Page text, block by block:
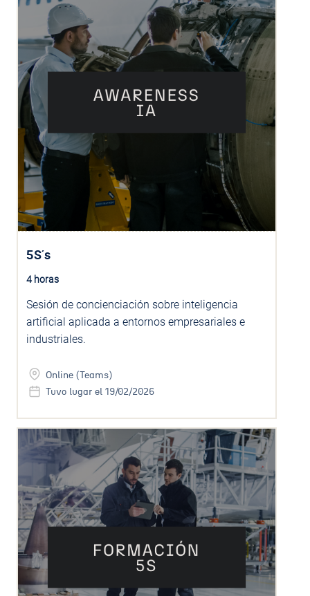
5S´s
4 horas
Sesión de concienciación sobre inteligencia
artificial aplicada a entornos empresariales e
industriales.
Online (Teams)
Tuvo lugar el 19/02/2026